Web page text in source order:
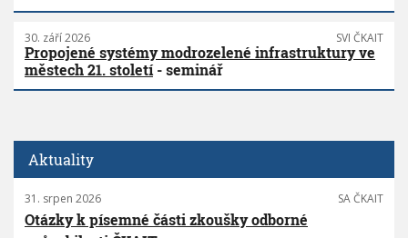
30. září 2026 SVI ČKAIT
Propojené systémy modrozelené infrastruktury ve
městech 21. století- seminář
Aktuality
31. srpen 2026 SA ČKAIT
Otázky k písemné části zkoušky odborné